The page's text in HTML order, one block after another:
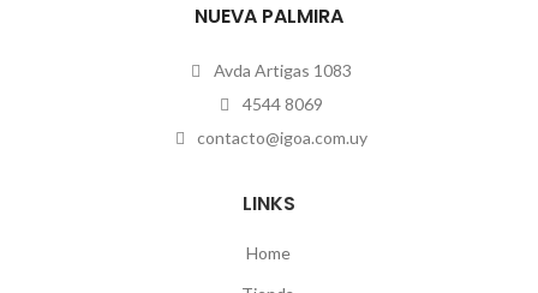
NUEVA PALMIRA
Avda Artigas 1083
4544 8069
contacto@igoa.com.uy
LINKS
Home